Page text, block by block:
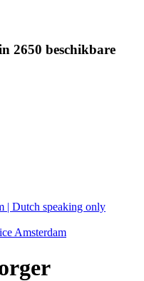
2650 beschikbare
| Dutch speaking only
Amsterdam